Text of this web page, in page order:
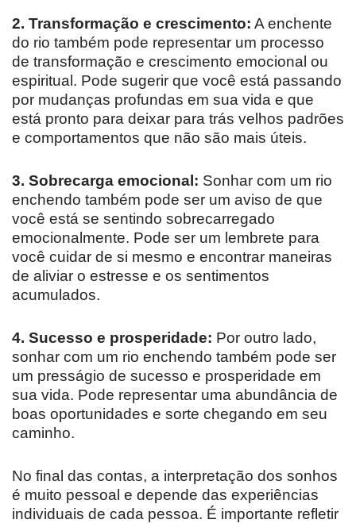
2. Transformação e crescimento: A enchente
do rio também pode representar um processo
de transformação e crescimento emocional ou
espiritual. Pode sugerir que você está passando
por mudanças profundas em sua vida e que
está pronto para deixar para trás velhos padrões
e comportamentos que não são mais úteis.
3. Sobrecarga emocional: Sonhar com um rio
enchendo também pode ser um aviso de que
você está se sentindo sobrecarregado
emocionalmente. Pode ser um lembrete para
você cuidar de si mesmo e encontrar maneiras
de aliviar o estresse e os sentimentos
acumulados.
4. Sucesso e prosperidade: Por outro lado,
sonhar com um rio enchendo também pode ser
um presságio de sucesso e prosperidade em
sua vida. Pode representar uma abundância de
boas oportunidades e sorte chegando em seu
caminho.
No final das contas, a interpretação dos sonhos
é muito pessoal e depende das experiências
individuais de cada pessoa. É importante refletir